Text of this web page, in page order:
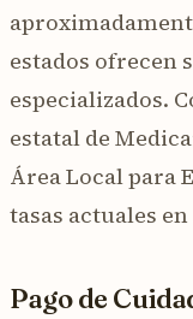
estados ofrecen
especializados.
estatal de
Área Local para
tasas actuales
Pago de